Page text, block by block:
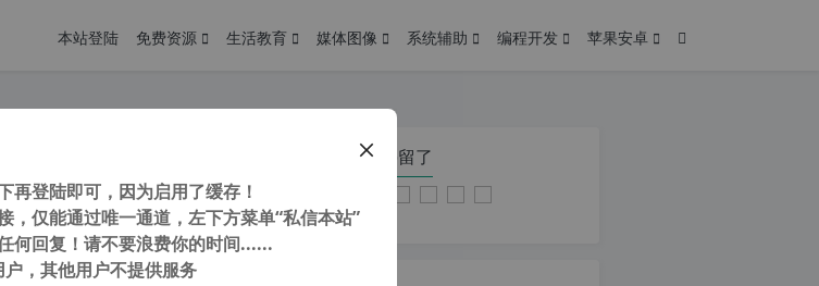
本站登陆 免费资源 生活教育 媒体图像 系统辅助 编程开发 苹果安卓
dxf工具) v12.2019.12.0汉化注册版
注意：由于网站空间位于国
2026年1月2日
您在本页停留了
再登陆即可，因为启用了缓存！
，仅能通过唯一通道，左下方菜单“私信本站”
何回复！请不要浪费你的时间......
，其他用户不提供服务